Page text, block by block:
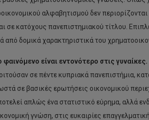
αλφαβητισμού δεν
σε κατόχους πανεπιστημιακού τίτλου.
από δομικά χαρακτηριστικά του
φαινόμενο είναι εντονότερο στις γυναίκες.
σε πέντε κυπριακά πανεπιστήμια,
σε βασικές ερωτήσεις οικονομικού
απλώς ένα στατιστικό εύρημα, αλλά
γνώση, στις ευκαιρίες